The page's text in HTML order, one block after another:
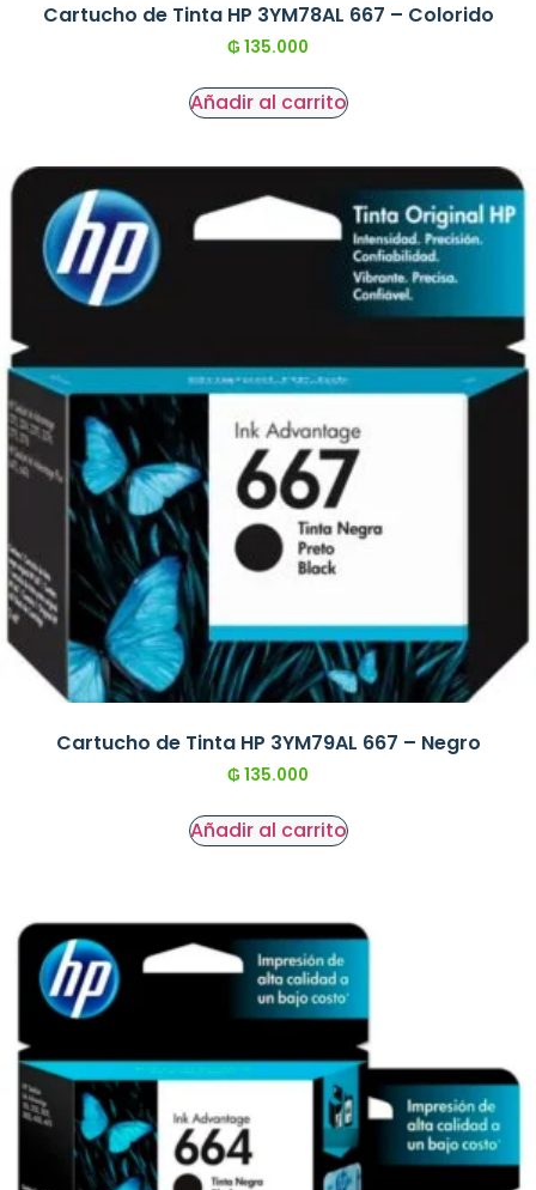
Cartucho de Tinta HP 3YM78AL 667 – Colorido
₲ 135.000
Añadir al carrito
Cartucho de Tinta HP 3YM79AL 667 – Negro
₲ 135.000
Añadir al carrito